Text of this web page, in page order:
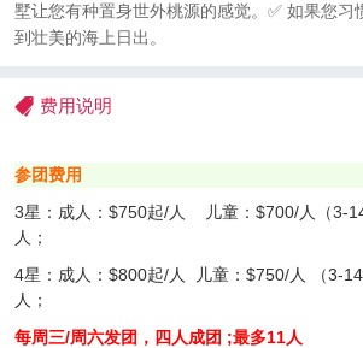
墅让您有种置身世外桃源的感觉。✅ 如果您习
到壮美的海上日出。
费用说明
参团费用
3星：成人：$750起/人 儿童：$700/人（3-
人 ；
4星：成人：$800起/人 儿童：$750/人
（3-
人 ；
每周三/周六发团，四人成团 ;最多11人